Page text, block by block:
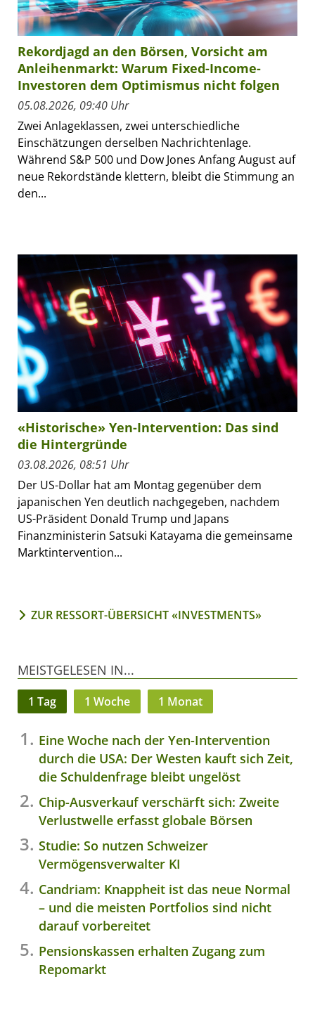
Rekordjagd an den Börsen, Vorsicht am
Anleihenmarkt: Warum Fixed-Income-
Investoren dem Optimismus nicht folgen
05.08.2026, 09:40 Uhr
Zwei Anlageklassen, zwei unterschiedliche
Einschätzungen derselben Nachrichtenlage.
Während S&P 500 und Dow Jones Anfang August auf
neue Rekordstände klettern, bleibt die Stimmung an
den...
«Historische» Yen-Intervention: Das sind
die Hintergründe
03.08.2026, 08:51 Uhr
Der US-Dollar hat am Montag gegenüber dem
japanischen Yen deutlich nachgegeben, nachdem
US-Präsident Donald Trump und Japans
Finanzministerin Satsuki Katayama die gemeinsame
Marktintervention...
ZUR RESSORT-ÜBERSICHT «INVESTMENTS»
MEISTGELESEN IN...
1 Tag 1 Woche 1 Monat
Eine Woche nach der Yen-Intervention
durch die USA: Der Westen kauft sich Zeit,
die Schuldenfrage bleibt ungelöst
Chip-Ausverkauf verschärft sich: Zweite
Verlustwelle erfasst globale Börsen
Studie: So nutzen Schweizer
Vermögensverwalter KI
Candriam: Knappheit ist das neue Normal
– und die meisten Portfolios sind nicht
darauf vorbereitet
Pensionskassen erhalten Zugang zum
Repomarkt